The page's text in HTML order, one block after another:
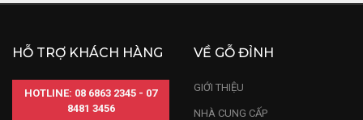
HỖ TRỢ KHÁCH HÀNG
HOTLINE: 08 6863 2345 - 07
8481 3456
VỀ GỖ ĐỈNH
GIỚI THIỆU
NHÀ CUNG CẤP